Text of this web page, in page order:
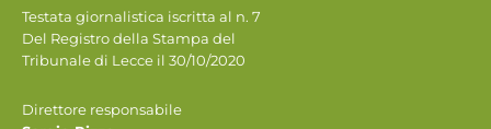
Testata giornalistica iscritta al n. 7
Del Registro della Stampa del
Tribunale di Lecce il 30/10/2020
Direttore responsabile